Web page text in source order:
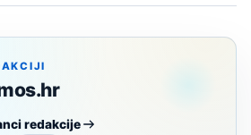
redakcije